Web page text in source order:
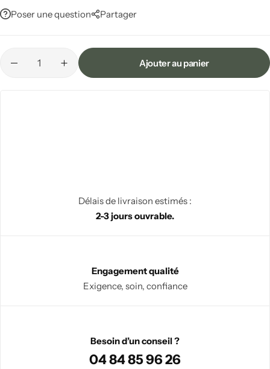
Poser une question Partager
Ajouter au panier
Délais de livraison estimés :
2-3 jours ouvrable.
Engagement qualité
Exigence, soin, confiance
Besoin d’un conseil ?
04 84 85 96 26
Bougeoirs
Accessoires de bougie
Pierres & Minéraux
Minéraux bruts & sculptés